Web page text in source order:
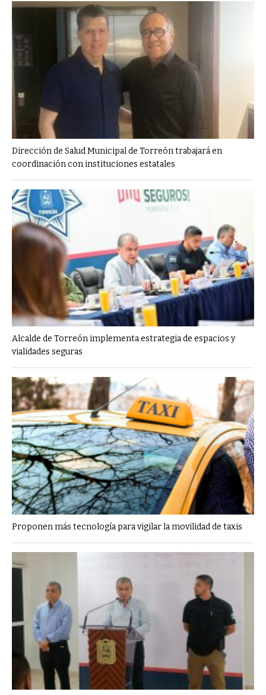
Dirección de Salud Municipal de Torreón trabajará en
coordinación con instituciones estatales
Alcalde de Torreón implementa estrategia de espacios y
vialidades seguras
Proponen más tecnología para vigilar la movilidad de taxis